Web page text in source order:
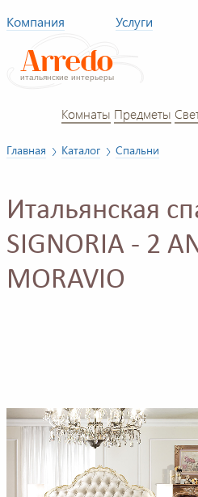
Компания Услуги
Комнаты Предметы
Главная Каталог Спальни
Итальянская
SIGNORIA - 2
MORAVIO